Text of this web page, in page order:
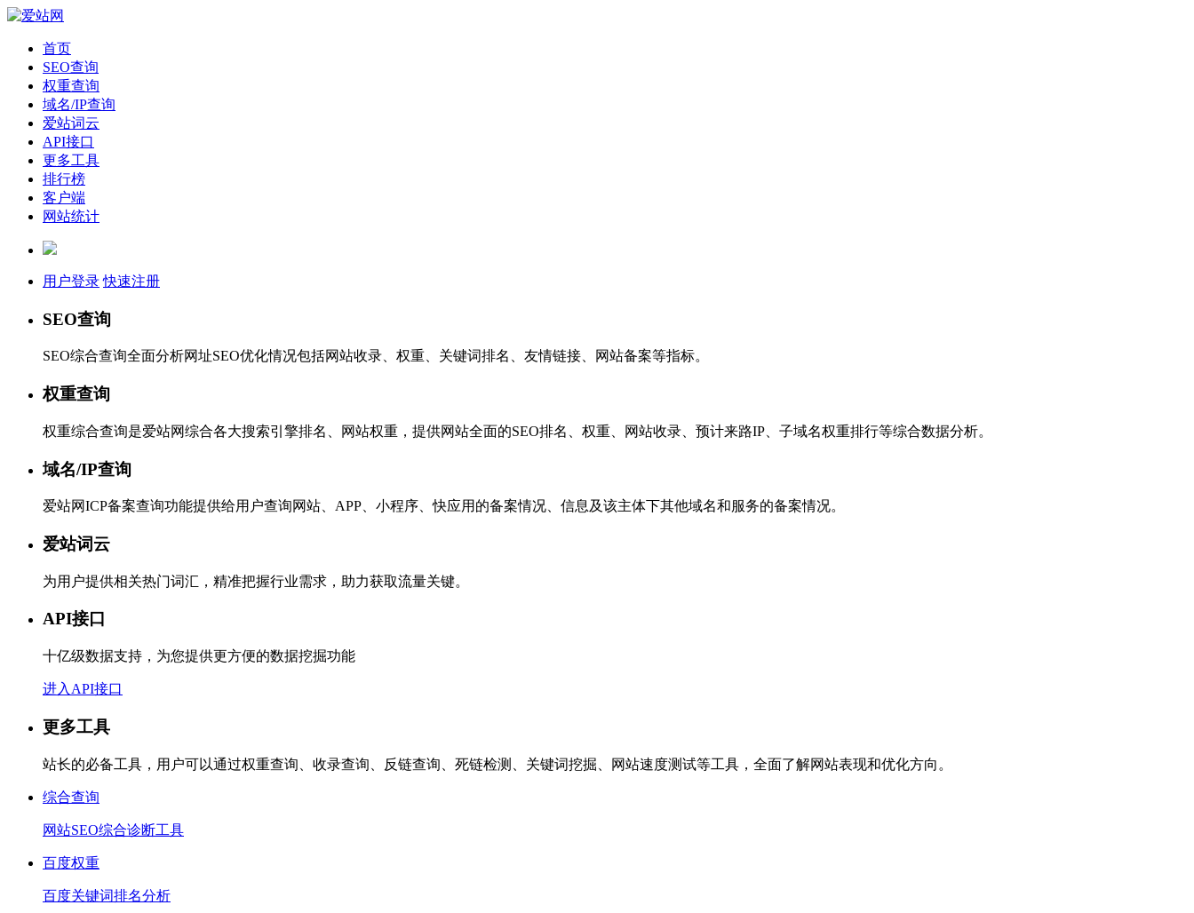
首页
SEO查询
权重查询
域名/IP查询
爱站词云
API接口
更多工具
排行榜
客户端
网站统计
用户登录 快速注册
SEO查询
SEO综合查询全面分析网址SEO优化情况包括网站收录、权重、关键词排名、友情链接、网站备案等指标。
权重查询
权重综合查询是爱站网综合各大搜索引擎排名、网站权重，提供网站全面的SEO排名、权重、网站收录、预计来路IP、子域名权重排行等综合数据分析。
域名/IP查询
爱站网ICP备案查询功能提供给用户查询网站、APP、小程序、快应用的备案情况、信息及该主体下其他域名和服务的备案情况。
爱站词云
为用户提供相关热门词汇，精准把握行业需求，助力获取流量关键。
API接口
十亿级数据支持，为您提供更方便的数据挖掘功能
进入API接口
更多工具
站长的必备工具，用户可以通过权重查询、收录查询、反链查询、死链检测、关键词挖掘、网站速度测试等工具，全面了解网站表现和优化方向。
综合查询
网站SEO综合诊断工具
百度权重
百度关键词排名分析